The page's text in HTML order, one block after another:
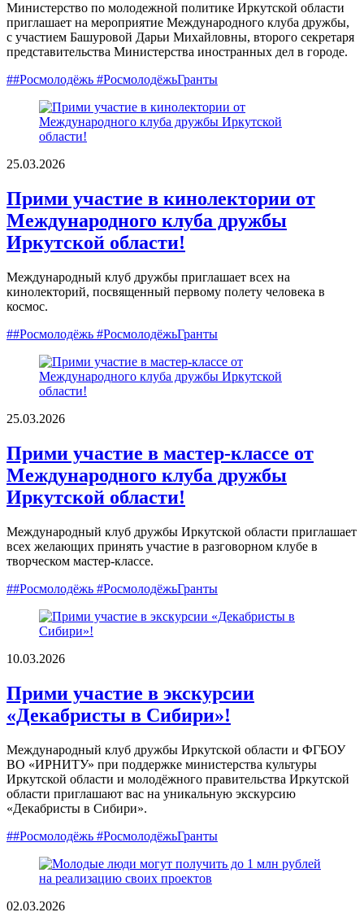
Министерство по молодежной политике Иркутской области
приглашает на мероприятие Международного клуба дружбы,
с участием Башуровой Дарьи Михайловны, второго секретаря
представительства Министерства иностранных дел в городе.
##Росмолодёжь #РосмолодёжьГранты
25.03.2026
Прими участие в кинолектории от
Международного клуба дружбы
Иркутской области!
Международный клуб дружбы приглашает всех на
кинолекторий, посвященный первому полету человека в
космос.
##Росмолодёжь #РосмолодёжьГранты
25.03.2026
Прими участие в мастер-классе от
Международного клуба дружбы
Иркутской области!
Международный клуб дружбы Иркутской области приглашает
всех желающих принять участие в разговорном клубе в
творческом мастер-классе.
##Росмолодёжь #РосмолодёжьГранты
10.03.2026
Прими участие в экскурсии
«Декабристы в Сибири»!
Международный клуб дружбы Иркутской области и ФГБОУ
ВО «ИРНИТУ» при поддержке министерства культуры
Иркутской области и молодёжного правительства Иркутской
области приглашают вас на уникальную экскурсию
«Декабристы в Сибири».
##Росмолодёжь #РосмолодёжьГранты
02.03.2026